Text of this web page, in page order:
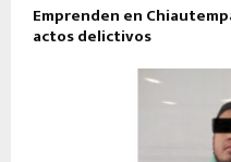
Emprenden en
actos delictivos